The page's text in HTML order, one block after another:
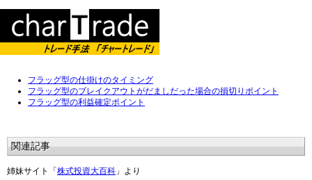
フラッグ型の仕掛けのタイミング
フラッグ型のブレイクアウトがだましだった場合の損切りポイント
フラッグ型の利益確定ポイント
関連記事
姉妹サイト「 株式投資大百科 」より